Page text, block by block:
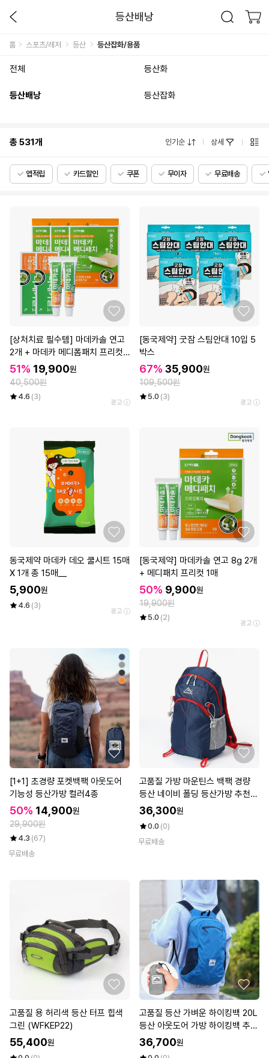
등산배낭
홈 스포츠/레저 등산 등산잡화/용품
전체 등산화
등산배낭 등산잡화
총531개 인기순 상세
앱적립 카드할인 쿠폰 무이자 무료배송
[상처치료 필수템] 마데카솔 연고
2개 + 마데카 메디폼패치 프리컷
2매*3개
51% 19,900원
40,500원
4.6 (3)
광고
[동국제약] 굿잠 스팀안대 10입 5
박스
67% 35,900원
109,500원
5.0 (3)
광고
동국제약 마데카 데오 쿨시트 15매
X 1개 총 15매__
5,900원
4.6 (3)
광고
[동국제약] 마데카솔 연고 8g 2개
+ 메디패치 프리컷 1매
50% 9,900원
19,900원
5.0 (2)
광고
[1+1] 초경량 포켓백팩 아웃도어
기능성 등산가방 컬러4종
50% 14,900원
29,900원
4.3 (67)
무료배송
고품질 가방 마운틴스 백팩 경량
등산 네이비 폴딩 등산가방 추천
(WFKEOX2)
36,300원
0.0 (0)
무료배송
고품질 용 허리색 등산 터프 힙색
그린 (WFKEP22)
55,400원
고품질 등산 가벼운 하이킹백 20L
등산 아웃도어 가방 하이킹백 추천
(WFKEP1R)
36,700원